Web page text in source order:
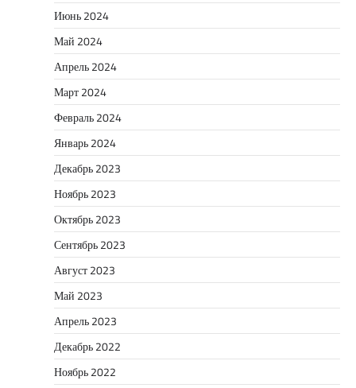
Июнь 2024
Май 2024
Апрель 2024
Март 2024
Февраль 2024
Январь 2024
Декабрь 2023
Ноябрь 2023
Октябрь 2023
Сентябрь 2023
Август 2023
Май 2023
Апрель 2023
Декабрь 2022
Ноябрь 2022